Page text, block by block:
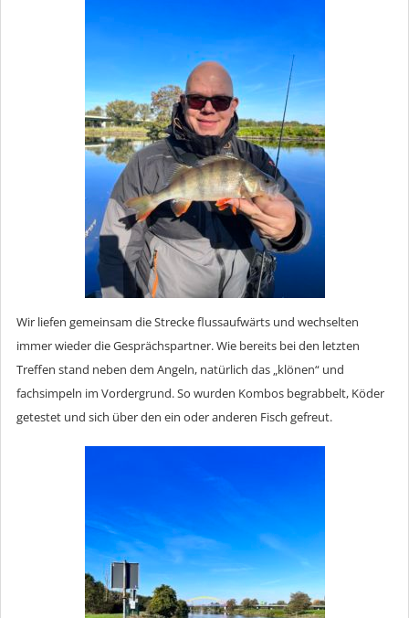
Wir liefen gemeinsam die Strecke flussaufwärts und wechselten
immer wieder die Gesprächspartner. Wie bereits bei den letzten
Treffen stand neben dem Angeln, natürlich das „klönen“ und
fachsimpeln im Vordergrund. So wurden Kombos begrabbelt, Köder
getestet und sich über den ein oder anderen Fisch gefreut.